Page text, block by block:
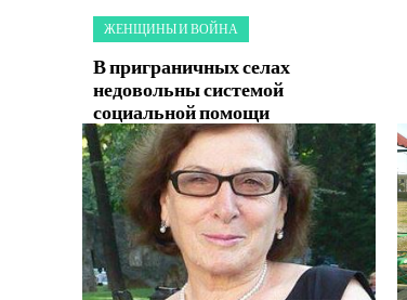
ЖЕНЩИНЫ И ВОЙНА
В приграничных селах
недовольны системой
социальной помощи